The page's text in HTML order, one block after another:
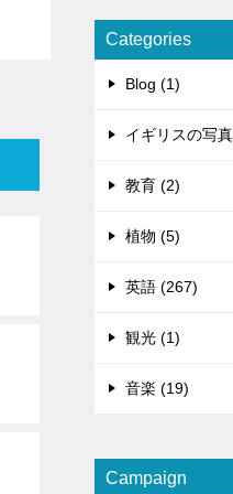
Categories
Blog (1)
イギリスの写
教育 (2)
植物 (5)
英語 (267)
観光 (1)
音楽 (19)
Campaign